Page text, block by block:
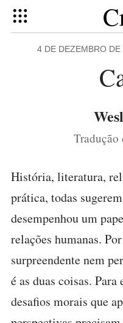
4 DE DEZEMBRO
História, literatura,
prática, todas
desempenhou um
relações humanas.
surpreendente nem
é as duas coisas.
desafios morais que